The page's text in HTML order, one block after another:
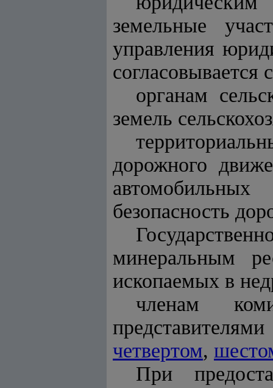
земельные
управления
органам
земель
дорожного
безопасность
минеральным
ископаемых в
членам
четвертом,
При